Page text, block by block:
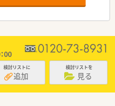
検討リストに
追加
検討リストを
見る